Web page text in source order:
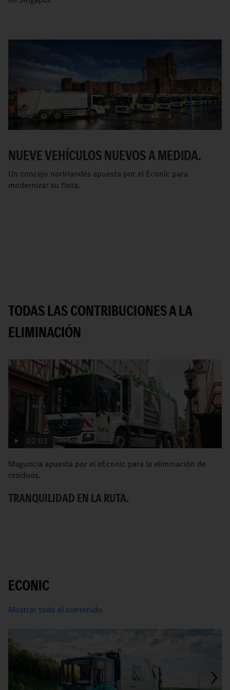
NUEVE VEHÍCULOS NUEVOS A MEDIDA.
Un concejo norirlandés apuesta por el Econic para
modernizar su flota.
TODAS LAS CONTRIBUCIONES A LA
ELIMINACIÓN
02:03
Maguncia apuesta por el eEconic para la eliminación de
residuos.
TRANQUILIDAD EN LA RUTA.
ECONIC
Mostrar todo el contenido